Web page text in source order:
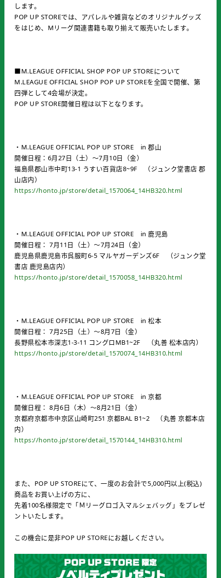
します。
POP UP STOREでは、アパレルや雑貨などのオリジナルグッズ
をはじめ、Mリーグ関連書籍も取り揃えて販売いたします。
■M.LEAGUE OFFICIAL SHOP POP UP STOREについて
M.LEAGUE OFFICIAL SHOP POP UP STOREを全国で開催、第
四弾として4会場が決定。
POP UP STORE開催日程は以下となります。
・M.LEAGUE OFFICIAL POP UP STORE in 郡山
開催日程：6月27日（土）～7月10日（金）
福島県郡山市中町13-1 うすい百貨店8~9F （ジュンク堂書店 郡
山店内）
https://honto.jp/store/detail_1570064_14HB320.html
・M.LEAGUE OFFICIAL POP UP STORE in 鹿児島
開催日程： 7月11日（土）～7月24日（金）
鹿児島県鹿児島市呉服町6-5 マルヤガーデンズ6F （ジュンク堂
書店 鹿児島店内）
https://honto.jp/store/detail_1570058_14HB320.html
・M.LEAGUE OFFICIAL POP UP STORE in 松本
開催日程： 7月25日（土）～8月7日（金）
長野県松本市深志1-3-11 コングロMB1~2F （丸善 松本店内）
https://honto.jp/store/detail_1570074_14HB310.html
・M.LEAGUE OFFICIAL POP UP STORE in 京都
開催日程： 8月6日（木）～8月21日（金）
京都府京都市中京区山崎町251 京都BAL B1~2 （丸善 京都本店
内）
https://honto.jp/store/detail_1570144_14HB310.html
また、POP UP STOREにて、一度のお会計で5,000円以上(税込)
商品をお買い上げの方に、
先着100名様限定で「Ｍリーグロゴ入マルシェバッグ」をプレゼ
ントいたします。
この機会に是非POP UP STOREにお越しください。